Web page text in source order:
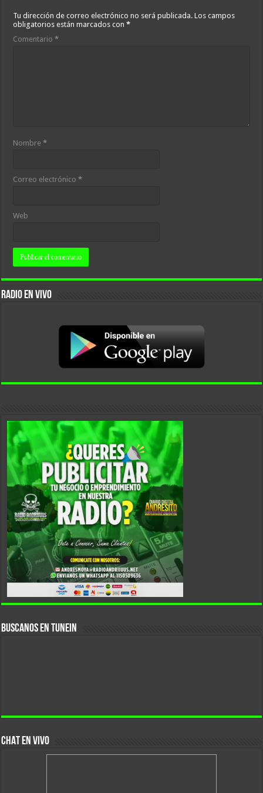
Tu dirección de correo electrónico no será publicada. Los campos
obligatorios están marcados con*
Comentario*
Nombre*
Correo electrónico*
Web
RADIO EN VIVO
Buscanos En Tunein
CHAT EN VIVO